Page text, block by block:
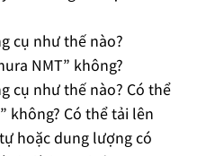
cụ như thế nào?
NMT” không?
cụ như thế nào? Có thể
không? Có thể tải lên
hoặc dung lượng có